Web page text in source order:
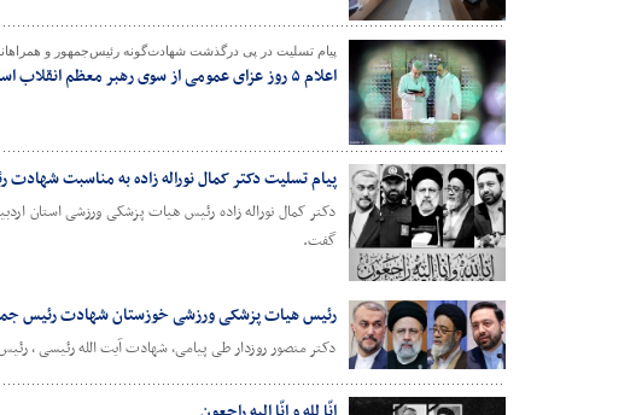
پیام تسلیت در پی درگذشت شهادت‌گونه رئیس‌جمهور و
اعلام ۵ روز عزای عمومی از سوی رهبر معظم انقلاب اسلامی
پیام تسلیت دکتر کمال نوراله زاده به مناسبت
دکتر کمال نوراله زاده رئیس هیات پزشکی ورزشی استان
گفت.
رئیس هیات پزشکی ورزشی خوزستان شهادت رئیس
دکتر منصور روزدار طی پیامی، شهادت آیت الله رئیسی ،